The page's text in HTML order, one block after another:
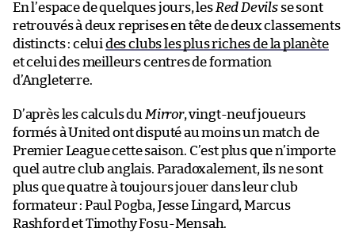
En l’espace de quelques jours, les Red Devilsse sont
retrouvés à deux reprises en tête de deux classements
distincts : celui des clubs les plus riches de la planète
et celui des meilleurs centres de formation
d’Angleterre.
D’après les calculs du Mirror, vingt-neuf joueurs
formés à United ont disputé au moins un match de
Premier League cette saison. C’est plus que n’importe
quel autre club anglais. Paradoxalement, ils ne sont
plus que quatre à toujours jouer dans leur club
formateur : Paul Pogba, Jesse Lingard, Marcus
Rashford et Timothy Fosu-Mensah.